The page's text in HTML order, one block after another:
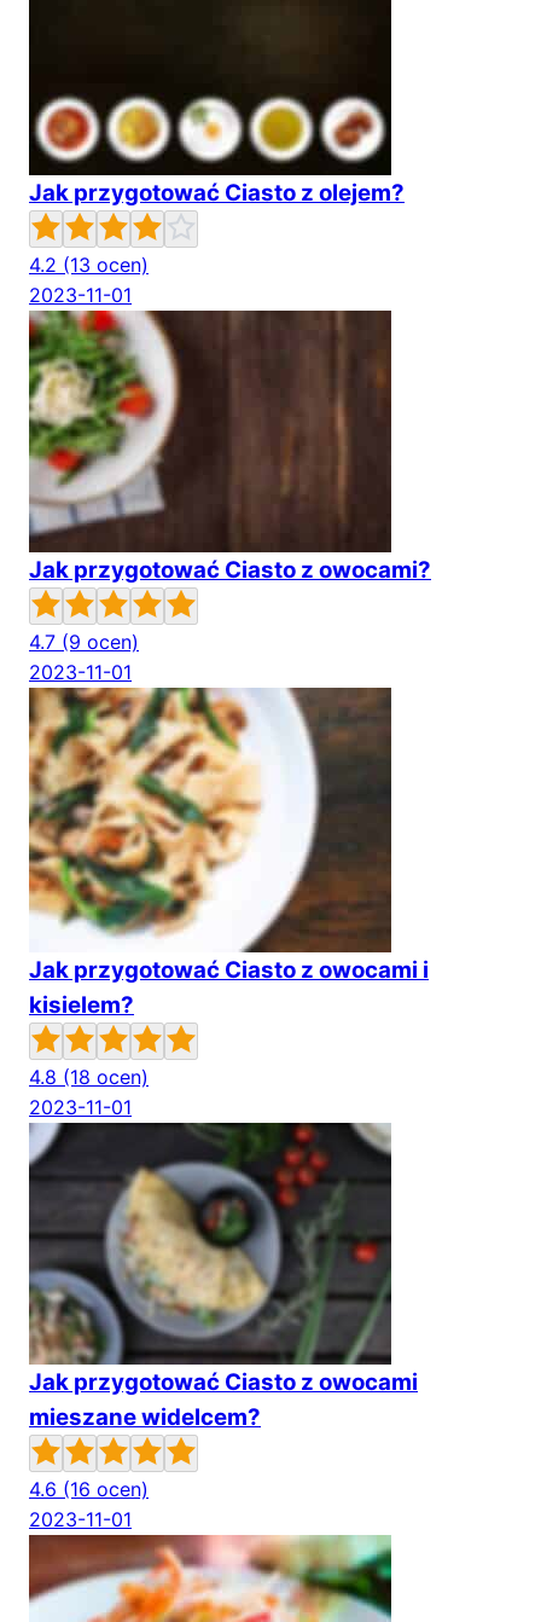
Jak przygotować Ciasto z olejem?
4.2 (13 ocen)
2023-11-01
Jak przygotować Ciasto z owocami?
4.7 (9 ocen)
2023-11-01
Jak przygotować Ciasto z owocami i
kisielem?
4.8 (18 ocen)
2023-11-01
Jak przygotować Ciasto z owocami
mieszane widelcem?
4.6 (16 ocen)
2023-11-01